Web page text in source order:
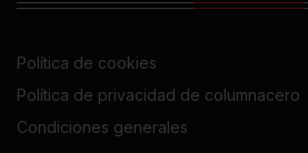
Política de cookies
Política de privacidad de columnacero
Condiciones generales